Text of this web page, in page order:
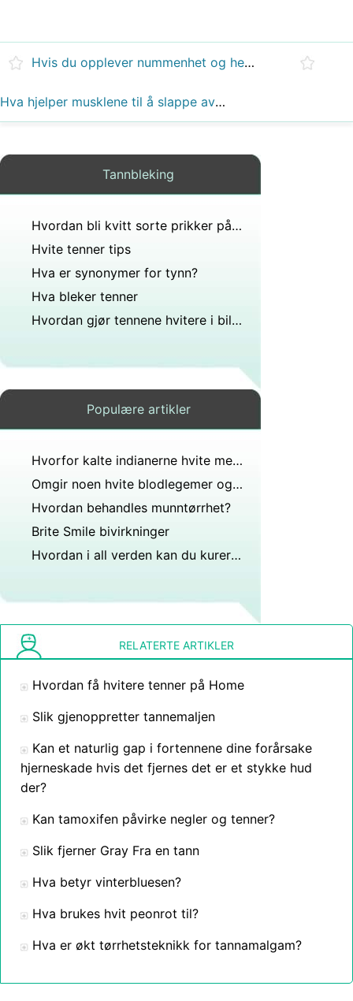
Hvis du opplever nummenhet og hevelse på kinnet etter en molar ekstraksjon, når vil tykkelsen forsvinne før neste tannlegebesøk?
Hva hjelper musklene til å slappe av etter sammentrekning og tannemaljen holder på kalsium?
Tannbleking
Hvordan bli kvitt sorte prikker på falske tenner
Hvite tenner tips
Hva er synonymer for tynn?
Hva bleker tenner
Hvordan gjør tennene hvitere i bilder
Populære artikler
Hvorfor kalte indianerne hvite menn gule øyne?
Omgir noen hvite blodlegemer og svelger hele bakterier?
Hvordan behandles munntørrhet?
Brite Smile bivirkninger
Hvordan i all verden kan du kurere nummenhet etter å ha dratt ut visdomstenner?
RELATERTE ARTIKLER
Hvordan få hvitere tenner på Home
Slik gjenoppretter tannemaljen
Kan et naturlig gap i fortennene dine forårsake
hjerneskade hvis det fjernes det er et stykke hud
der?
Kan tamoxifen påvirke negler og tenner?
Slik fjerner Gray Fra en tann
Hva betyr vinterbluesen?
Hva brukes hvit peonrot til?
Hva er økt tørrhetsteknikk for tannamalgam?